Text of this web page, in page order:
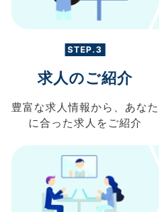
STEP.3
求人のご紹介
豊富な求人情報から、 あなた
に合った求人を ご紹介